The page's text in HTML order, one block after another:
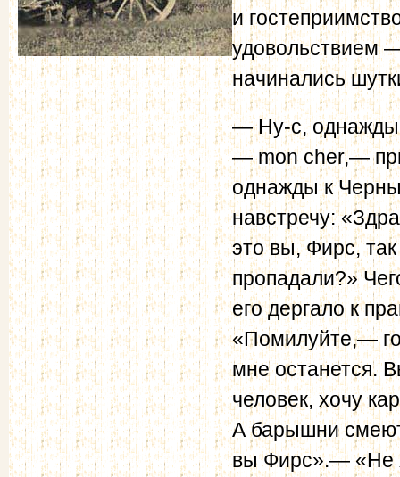
и
удовольствием
начинались
— Ну-с, однажды,
— mon cher,—
однажды к
навстречу:
это вы, Фирс,
пропадали?»
его дергало к
«Помилуйте,—
мне останется.
человек, хочу
А барышни
вы Фирс».— «Не